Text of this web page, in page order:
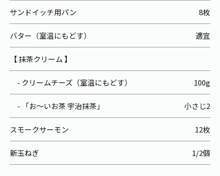
サンドイッチ用パン 8枚
バター（室温にもどす） 適宜
【 抹茶クリーム 】
- クリームチーズ（室温にもどす） 100g
- 「お～いお茶 宇治抹茶」 小さじ2
スモークサーモン 12枚
新玉ねぎ 1/2個